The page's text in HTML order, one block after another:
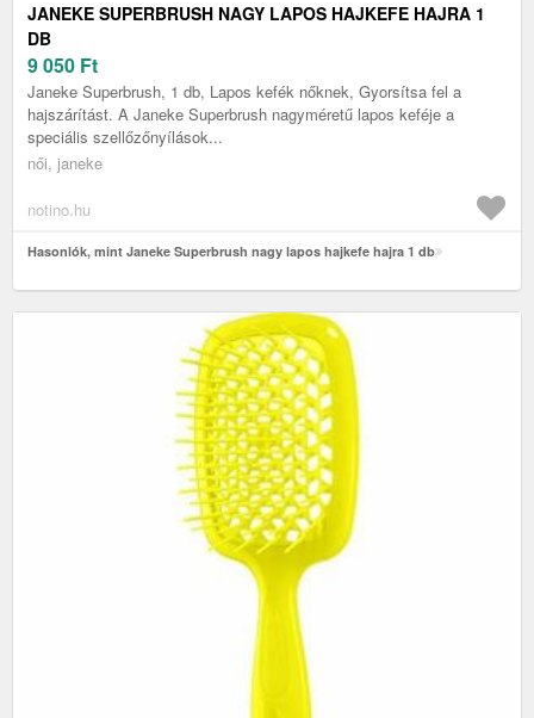
JANEKE SUPERBRUSH NAGY LAPOS HAJKEFE HAJRA 1
DB
9 050 Ft
Janeke Superbrush, 1 db, Lapos kefék nőknek, Gyorsítsa fel a
hajszárítást. A Janeke Superbrush nagyméretű lapos keféje a
speciális szellőzőnyílások...
női, janeke
notino.hu
Hasonlók, mint Janeke Superbrush nagy lapos hajkefe hajra 1 db